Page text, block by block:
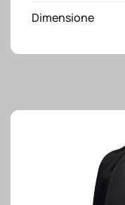
quantità
Dimensione